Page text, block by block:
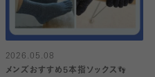
2026.05.08
メンズおすすめ5本指ソックス👣